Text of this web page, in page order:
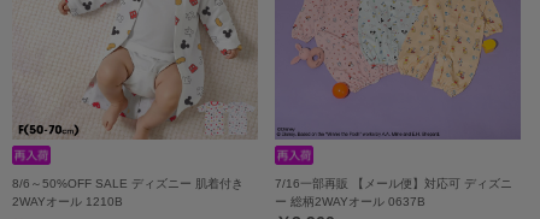
8/6～50%OFF SALE ディズニー 肌着付き
2WAYオール 1210B
7/16一部再販 【メール便】対応可 ディズニ
ー 総柄2WAYオール 0637B